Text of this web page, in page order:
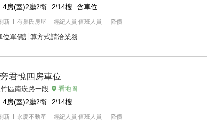
4房(室)2廳2衛 2/14樓 含車位
新 有巢氏房屋 經紀人員 值班人員 降價
位單價計算方式請洽業務
君悅四房車位
區南崁路一段 看地圖
4房(室)2廳2衛 2/14樓
新 永慶不動產 經紀人員 值班人員 降價